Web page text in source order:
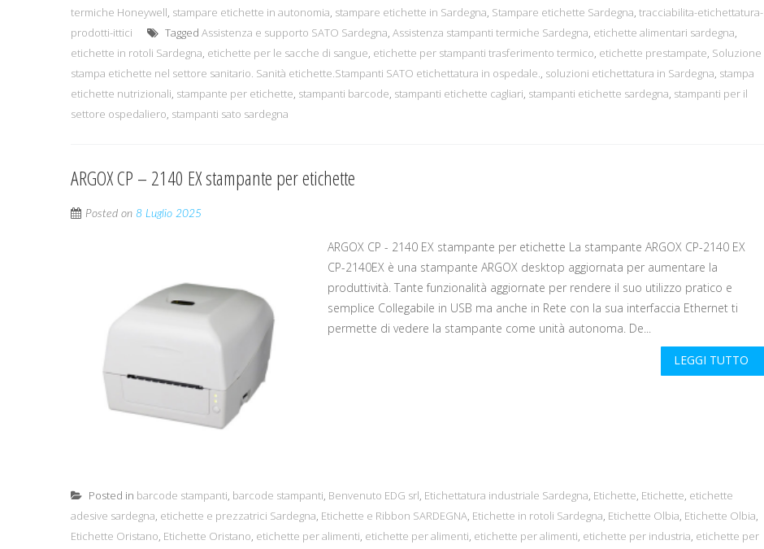
termiche Honeywell, stampare etichette in autonomia, stampare etichette in Sardegna, Stampare etichette Sardegna, tracciabilita-etichettatura-
prodotti-ittici
Tagged Assistenza e supporto SATO Sardegna, Assistenza stampanti termiche Sardegna, etichette alimentari sardegna,
etichette in rotoli Sardegna, etichette per le sacche di sangue, etichette per stampanti trasferimento termico, etichette prestampate, Soluzione
stampa etichette nel settore sanitario. Sanità etichette.Stampanti SATO etichettatura in ospedale., soluzioni etichettatura in Sardegna, stampa
etichette nutrizionali, stampante per etichette, stampanti barcode, stampanti etichette cagliari, stampanti etichette sardegna, stampanti per il
settore ospedaliero, stampanti sato sardegna
ARGOX CP – 2140 EX stampante per etichette
Posted on 8 Luglio 2025
ARGOX CP - 2140 EX stampante per etichette La stampante ARGOX CP-2140 EX
CP-2140EX è una stampante ARGOX desktop aggiornata per aumentare la
produttività. Tante funzionalità aggiornate per rendere il suo utilizzo pratico e
semplice Collegabile in USB ma anche in Rete con la sua interfaccia Ethernet ti
permette di vedere la stampante come unità autonoma. De...
LEGGI TUTTO
Posted in barcode stampanti, barcode stampanti, Benvenuto EDG srl, Etichettatura industriale Sardegna, Etichette, Etichette, etichette
adesive sardegna, etichette e prezzatrici Sardegna, Etichette e Ribbon SARDEGNA, Etichette in rotoli Sardegna, Etichette Olbia, Etichette Olbia,
Etichette Oristano, Etichette Oristano, etichette per alimenti, etichette per alimenti, etichette per alimenti, etichette per industria, etichette per